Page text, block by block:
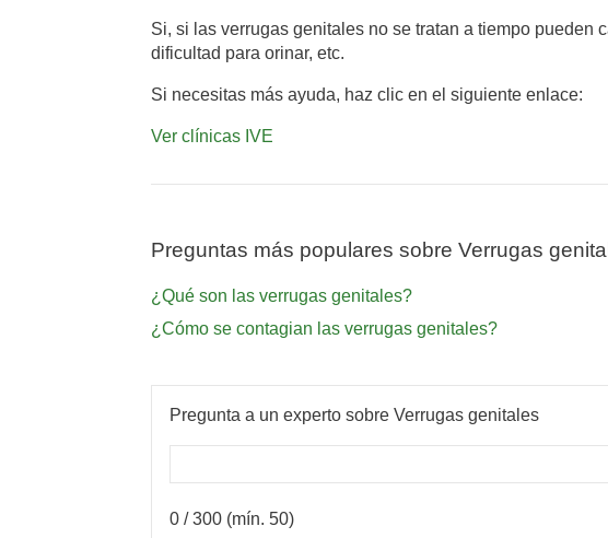
Si, si las verrugas genitales no se tratan a tiempo pueden
dificultad para orinar, etc.
Si necesitas más ayuda, haz clic en el siguiente enlace:
Ver clínicas IVE
Preguntas más populares sobre Verrugas
¿Qué son las verrugas genitales?
¿Cómo se contagian las verrugas genitales?
Pregunta a un experto sobre Verrugas genitales
0 / 300 (mín. 50)